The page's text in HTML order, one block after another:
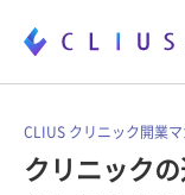
お役立ち資料
CLIUS クリニック開業マ
クリニック